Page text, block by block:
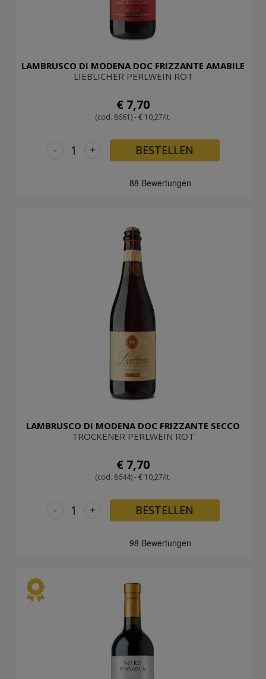
LAMBRUSCO DI MODENA DOC FRIZZANTE AMABILE
LIEBLICHER PERLWEIN ROT
€ 7,70
(cod. 8661) - € 10,27/lt.
+
- BESTELLEN
LAMBRUSCO DI MODENA DOC FRIZZANTE SECCO
TROCKENER PERLWEIN ROT
€ 7,70
(cod. 8644) - € 10,27/lt.
+
- BESTELLEN